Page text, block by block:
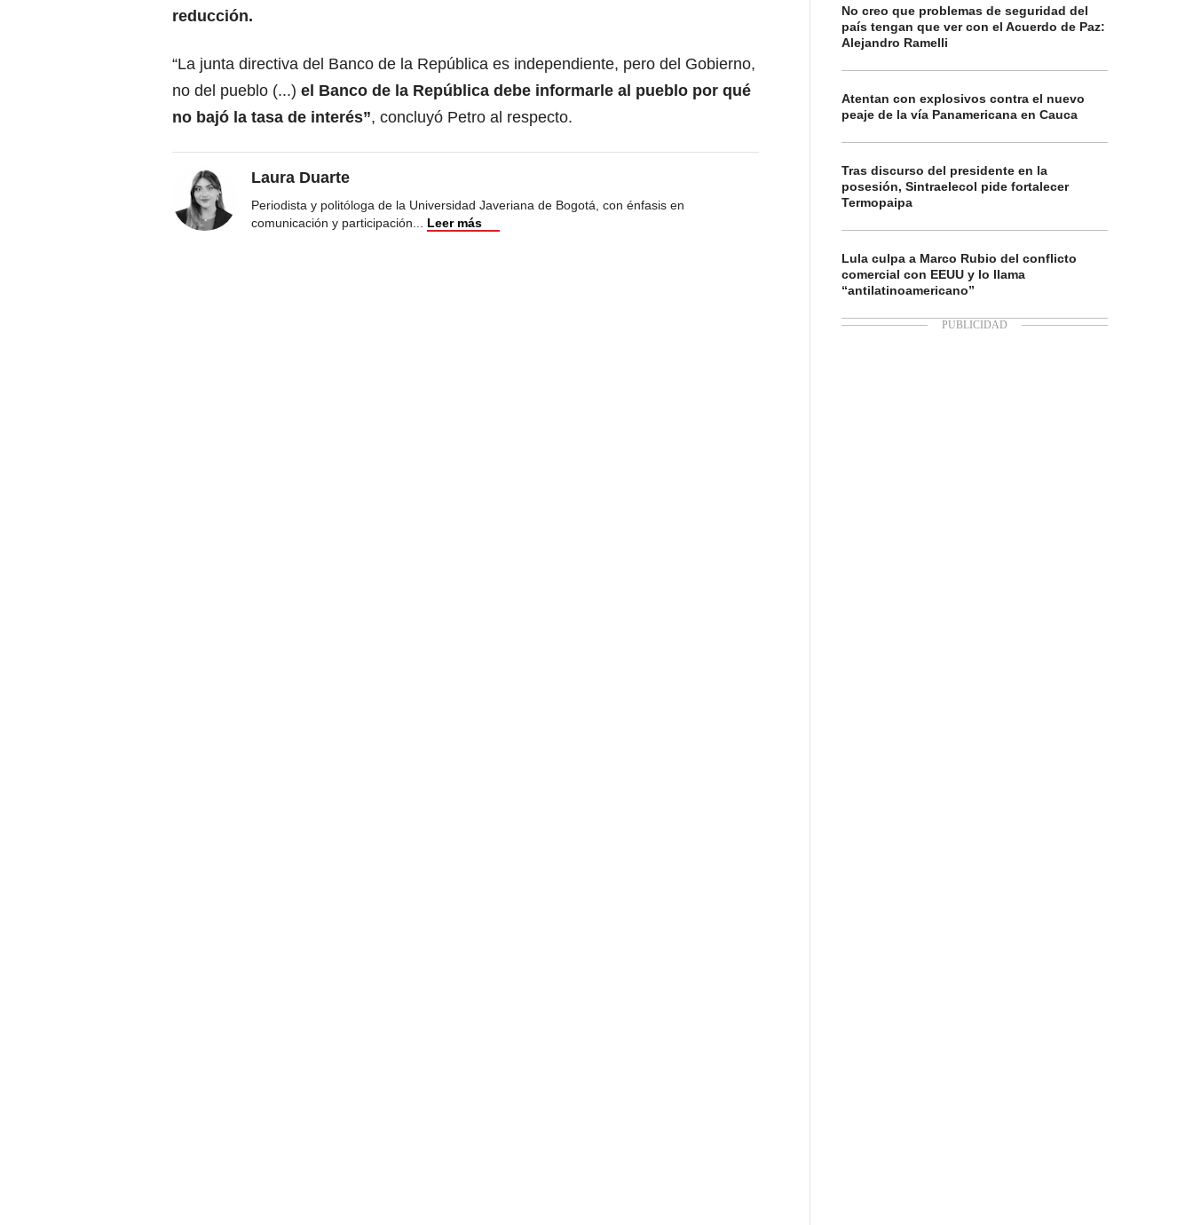
reducción.
“La junta directiva del Banco de la República es independiente, pero del Gobierno,
no del pueblo (...) el Banco de la República debe informarle al pueblo por qué
no bajó la tasa de interés”, concluyó Petro al respecto.
Laura Duarte
Periodista y politóloga de la Universidad Javeriana de Bogotá, con énfasis en
comunicación y participación... Leer más
No creo que problemas de seguridad del
país tengan que ver con el Acuerdo de Paz:
Alejandro Ramelli
Atentan con explosivos contra el nuevo
peaje de la vía Panamericana en Cauca
Tras discurso del presidente en la
posesión, Sintraelecol pide fortalecer
Termopaipa
Lula culpa a Marco Rubio del conflicto
comercial con EEUU y lo llama
“antilatinoamericano”